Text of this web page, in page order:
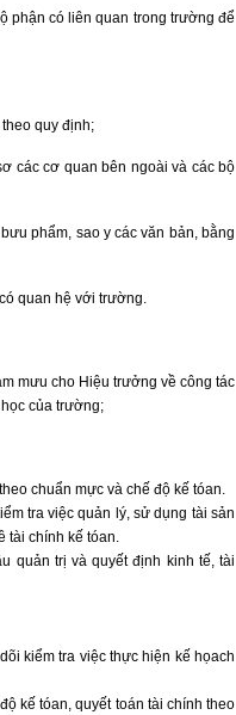
phận có liên quan trong trường để
quy định;
các cơ quan bên ngoài và các bộ
phẩm, sao y các văn bản, bằng
quan hệ với trường.
mưu cho Hiệu trưởng về công tác
của trường;
chuẩn mực và chế độ kế tóan.
tra việc quản lý, sử dụng tài sản
tài chính kế tóan.
quản trị và quyết định kinh tế, tài
kiểm tra việc thực hiện kế họach
kế tóan, quyết toán tài chính theo